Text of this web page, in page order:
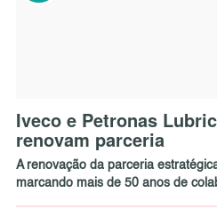
Iveco e Petronas
renovam parceria
A renovação da parceria
marcando mais de 50 anos de